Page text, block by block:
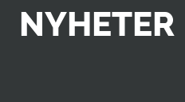
NYHETER